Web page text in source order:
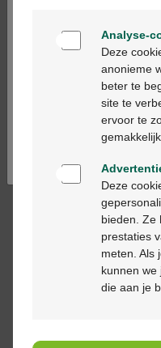
Multipharma
1000mg
bruistabletten
volwassenen
In winkelmandje
Ga
Analyse-
Deze
anonieme
beter te
site te
ervoor te
Deze
bieden. Ze
prestaties
meten. Als
kunnen we
die aan je